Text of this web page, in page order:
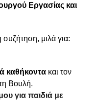
Εργασίας και
συζήτηση, μιλά για:
καθήκοντακαι τον
Βουλή.
για παιδιά με